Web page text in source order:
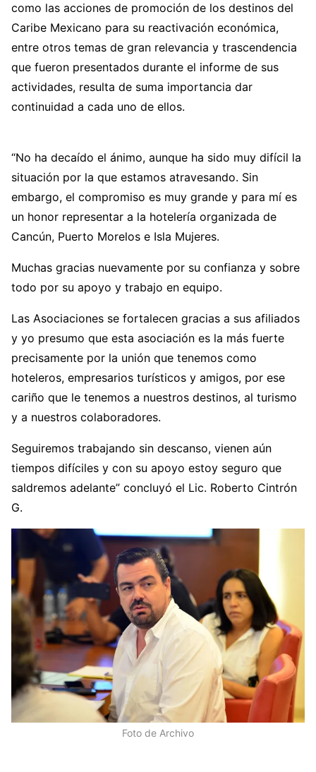
como las acciones de promoción de los destinos del
Caribe Mexicano para su reactivación económica,
entre otros temas de gran relevancia y trascendencia
que fueron presentados durante el informe de sus
actividades, resulta de suma importancia dar
continuidad a cada uno de ellos.
“No ha decaído el ánimo, aunque ha sido muy difícil la
situación por la que estamos atravesando. Sin
embargo, el compromiso es muy grande y para mí es
un honor representar a la hotelería organizada de
Cancún, Puerto Morelos e Isla Mujeres.
Muchas gracias nuevamente por su confianza y sobre
todo por su apoyo y trabajo en equipo.
Las Asociaciones se fortalecen gracias a sus afiliados
y yo presumo que esta asociación es la más fuerte
precisamente por la unión que tenemos como
hoteleros, empresarios turísticos y amigos, por ese
cariño que le tenemos a nuestros destinos, al turismo
y a nuestros colaboradores.
Seguiremos trabajando sin descanso, vienen aún
tiempos difíciles y con su apoyo estoy seguro que
saldremos adelante” concluyó el Lic. Roberto Cintrón
G.
Foto de Archivo